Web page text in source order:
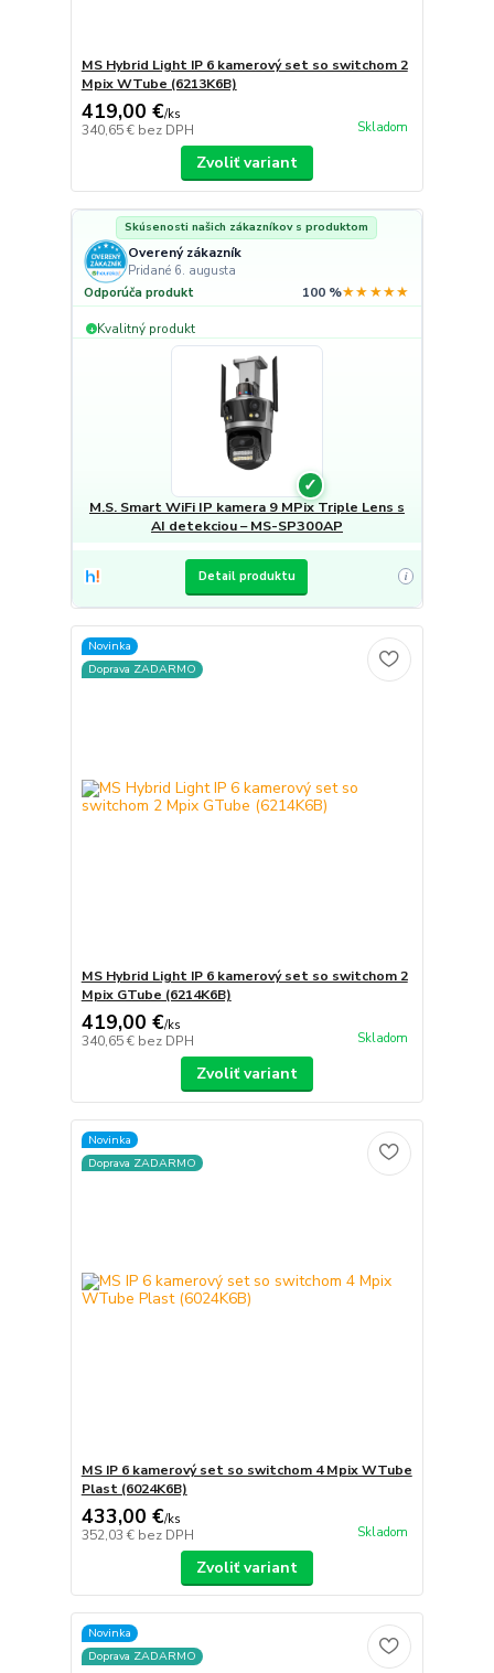
MS Hybrid Light IP 6 kamerový set so switchom 2
Mpix WTube (6213K6B)
419,00 €/ks
340,65 € bez DPH Skladom
Zvoliť variant
Skúsenosti našich zákazníkov s produktom
Overený zákazník
Pridané 6. augusta
Odporúča produkt 100 %★★★★★
+ Kvalitný produkt
✓
M.S. Smart WiFi IP kamera 9 MPix Triple Lens s
AI detekciou – MS-SP300AP
Detail produktu i
Novinka
Doprava ZADARMO
MS Hybrid Light IP 6 kamerový set so switchom 2
Mpix GTube (6214K6B)
419,00 €/ks
340,65 € bez DPH Skladom
Zvoliť variant
Novinka
Doprava ZADARMO
MS IP 6 kamerový set so switchom 4 Mpix WTube
Plast (6024K6B)
433,00 €/ks
352,03 € bez DPH Skladom
Zvoliť variant
Novinka
Doprava ZADARMO